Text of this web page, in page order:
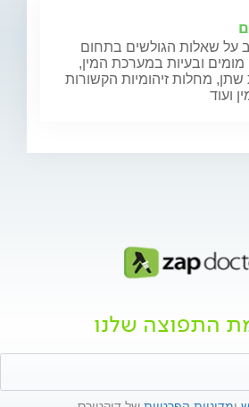
על שאלות הגולשים בתחום
מומים ובעיות במערכת המין,
מחלות זיהומיות הקשורות
ועוד
התפוצה שלנו